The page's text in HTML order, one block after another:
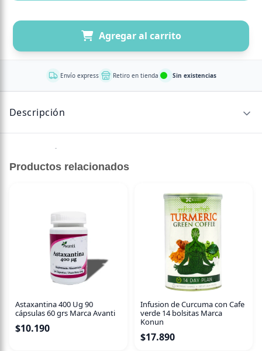
Agregar al carrito
Envío express Retiro en tienda Sin existencias
Descripción
Extracto líquido estandarizado (≥ 3.5% carvacrol)
29,6 ml de aceite esencial de orégano por porción
Productos relacionados
Astaxantina 400 Ug 90
cápsulas 60 grs Marca Avanti
$10.190
Infusion de Curcuma con Cafe
verde 14 bolsitas Marca
Konun
$17.890